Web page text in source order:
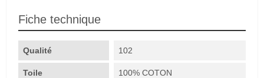
Fiche technique
Qualité 102
Toile 100% COTON